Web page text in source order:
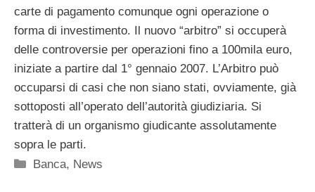
carte di pagamento comunque ogni operazione o
forma di investimento. Il nuovo “arbitro” si occuperà
delle controversie per operazioni fino a 100mila euro,
iniziate a partire dal 1° gennaio 2007. L’Arbitro può
occuparsi di casi che non siano stati, ovviamente, già
sottoposti all’operato dell’autorità giudiziaria. Si
tratterà di un organismo giudicante assolutamente
sopra le parti.
Categorie
Banca, News